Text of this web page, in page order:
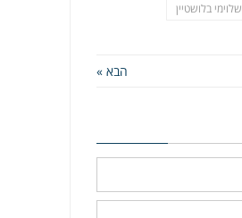
שלוימי בלושטיין
הבא »